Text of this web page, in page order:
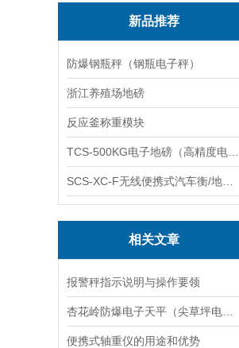
新品推荐
防爆钢瓶秤（钢瓶电子秤）
浙江养殖场地磅
反应釜称重模块
相关文章
报警秤指示说明与操作要领
便携式轴重仪的用途和优势